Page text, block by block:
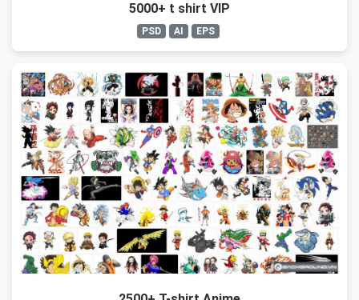
5000+ t shirt VIP
PSD AI EPS